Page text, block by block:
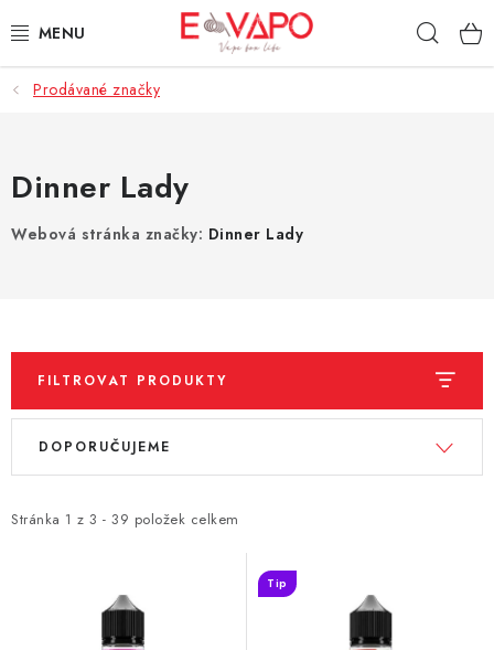
na
3D TISK
AROMATA A PŘÍCHUTĚ
E-CIGARETY
NIKOTINOVÉ SÁČKY
Prodávané značky
Dinner Lady
Webová stránka značky: Dinner Lady
FILTROVAT PRODUKTY
V
i
Stránka 1 z 3 - 39 položek celkem
Ř
e
DOPORUČUJEME
Tip